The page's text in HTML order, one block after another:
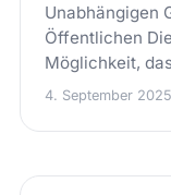
Unabhängigen
Öffentlichen
Möglichkeit,
4. September 2025